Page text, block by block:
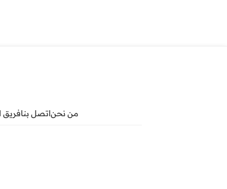
من نحناتصل بنافريق